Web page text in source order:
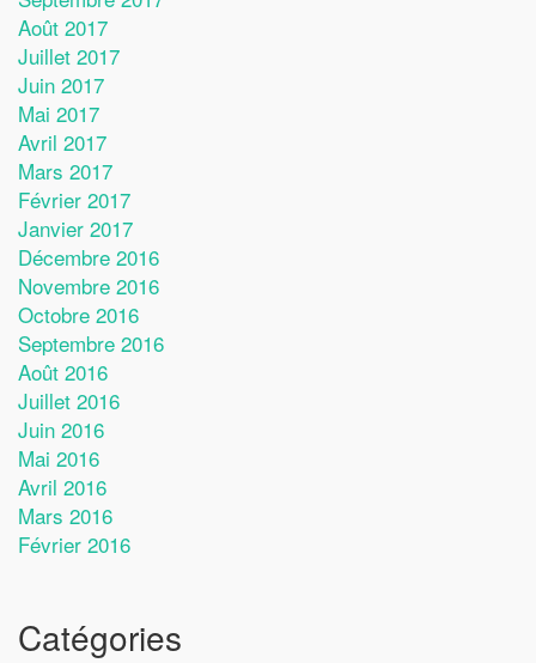
Août 2017
Juillet 2017
Juin 2017
Mai 2017
Avril 2017
Mars 2017
Février 2017
Janvier 2017
Décembre 2016
Novembre 2016
Octobre 2016
Septembre 2016
Août 2016
Juillet 2016
Juin 2016
Mai 2016
Avril 2016
Mars 2016
Février 2016
Catégories